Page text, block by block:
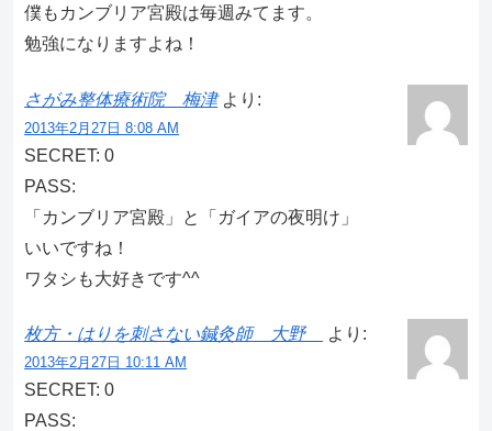
僕もカンブリア宮殿は毎週みてます。
勉強になりますよね！
さがみ整体療術院 梅津 より:
2013年2月27日 8:08 AM
SECRET: 0
PASS:
「カンブリア宮殿」と「ガイアの夜明け」
いいですね！
ワタシも大好きです^^
枚方・はりを刺さない鍼灸師 大野 より:
2013年2月27日 10:11 AM
SECRET: 0
PASS: